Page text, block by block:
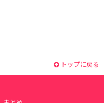
トップに戻る